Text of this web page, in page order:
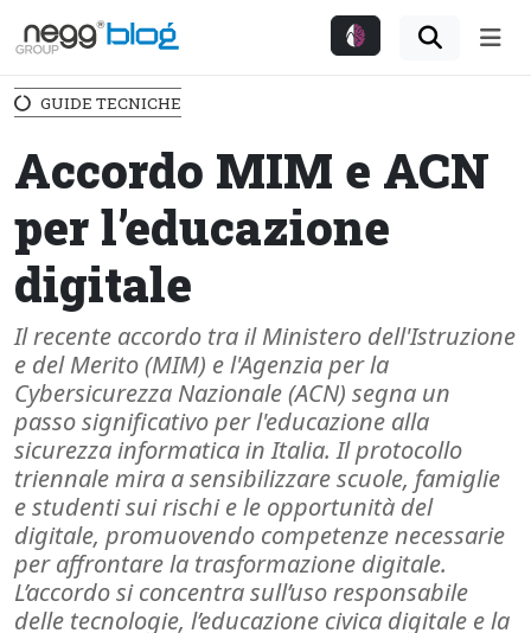
GUIDE TECNICHE
Accordo MIM e ACN
per l’educazione
digitale
Il recente accordo tra il Ministero dell'Istruzione
e del Merito (MIM) e l'Agenzia per la
Cybersicurezza Nazionale (ACN) segna un
passo significativo per l'educazione alla
sicurezza informatica in Italia. Il protocollo
triennale mira a sensibilizzare scuole, famiglie
e studenti sui rischi e le opportunità del
digitale, promuovendo competenze necessarie
per affrontare la trasformazione digitale.
L’accordo si concentra sull’uso responsabile
delle tecnologie, l’educazione civica digitale e la